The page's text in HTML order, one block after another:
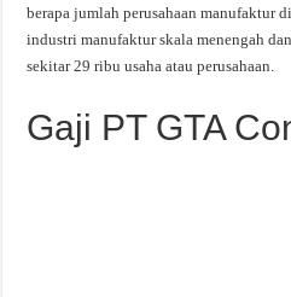
berapa jumlah perusahaan manufaktur
industri manufaktur skala menengah
sekitar 29 ribu usaha atau perusahaan.
Gaji PT GTA